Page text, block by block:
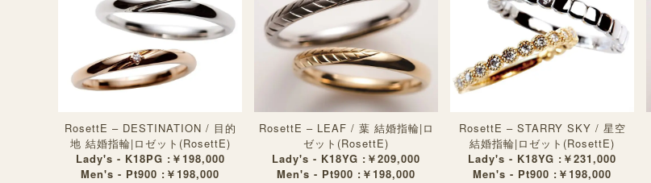
RosettE – DESTINATION / 目的
地 結婚指輪|ロゼット(RosettE)
Lady's - K18PG :￥198,000
Men's - Pt900 :￥198,000
RosettE – LEAF / 葉 結婚指輪|ロ
ゼット(RosettE)
Lady's - K18YG :￥209,000
Men's - Pt900 :￥198,000
RosettE – STARRY SKY / 星空
結婚指輪|ロゼット(RosettE)
Lady's - K18YG :￥231,000
Men's - Pt900 :￥198,000